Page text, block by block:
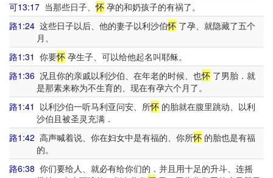
可13:17 当那些日子、怀 孕的和奶孩子的有祸了。
路1:24 这些日子以后、他的妻子以利沙伯怀 了孕、就隐藏了五个
月、
路1:31 你要怀 孕生子、可以给他起名叫耶稣。
路1:36 况且你的亲戚以利沙伯、在年老的时候、也怀 了男胎．就
是那素来称为不生育的、现在有孕六个月了。
路1:41 以利沙伯一听马利亚问安、所怀 的胎就在腹里跳动、以利
沙伯且被圣灵充满．
路1:42 高声喊着说、你在妇女中是有福的、你所怀 的胎也是有福
的。
路6:38 你们要给人、就必有给你们的．并且用十足的升斗、连摇